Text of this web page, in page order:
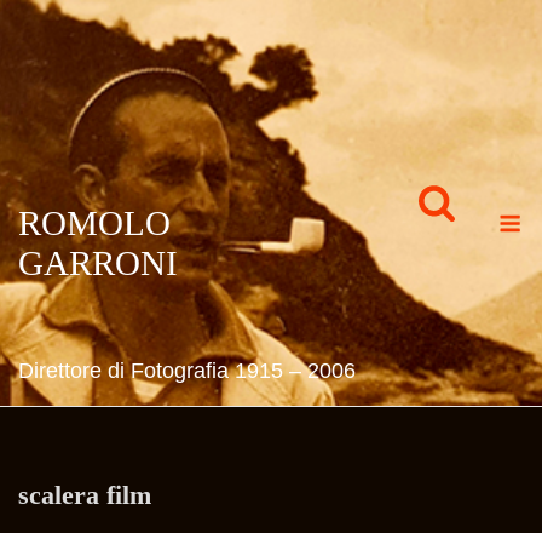
ROMOLO
GARRONI
Direttore di Fotografia 1915 – 2006
scalera film